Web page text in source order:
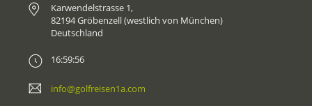
Karwendelstrasse 1,
82194 Gröbenzell (westlich von München)
Deutschland
16:59:56
info@golfreisen1a.com